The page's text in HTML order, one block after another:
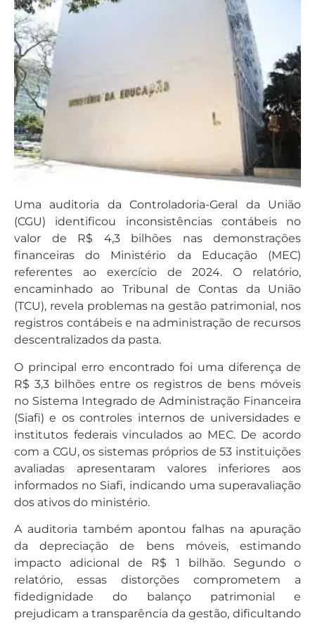
Uma auditoria da Controladoria-Geral da União
(CGU) identificou inconsistências contábeis no
valor de R$ 4,3 bilhões nas demonstrações
financeiras do Ministério da Educação (MEC)
referentes ao exercício de 2024. O relatório,
encaminhado ao Tribunal de Contas da União
(TCU), revela problemas na gestão patrimonial, nos
registros contábeis e na administração de recursos
descentralizados da pasta.
O principal erro encontrado foi uma diferença de
R$ 3,3 bilhões entre os registros de bens móveis
no Sistema Integrado de Administração Financeira
(Siafi) e os controles internos de universidades e
institutos federais vinculados ao MEC. De acordo
com a CGU, os sistemas próprios de 53 instituições
avaliadas apresentaram valores inferiores aos
informados no Siafi, indicando uma superavaliação
dos ativos do ministério.
A auditoria também apontou falhas na apuração
da depreciação de bens móveis, estimando
impacto adicional de R$ 1 bilhão. Segundo o
relatório, essas distorções comprometem a
fidedignidade do balanço patrimonial e
prejudicam a transparência da gestão, dificultando